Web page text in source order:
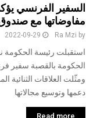
السفير الفرنسي
مفاوضاتها مع صندوق
by
Ra Mzi
2022-09-29
استقبلت رئيسة الحكومة
ومثّلت العلاقات الثنائية
دعمها وتوسيع مجالاتها
Read more